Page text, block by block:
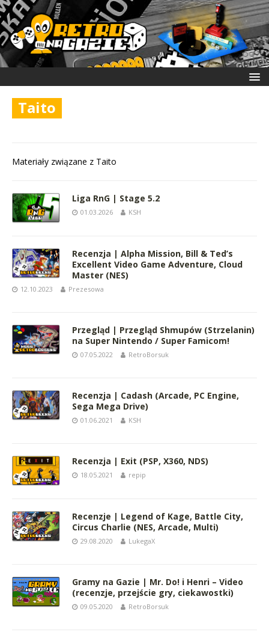
Taito
Materiały związane z Taito
Liga RnG | Stage 5.2
01.03.2026 KSH
Recenzja | Alpha Mission, Bill & Ted’s
Excellent Video Game Adventure, Cloud
Master (NES)
12.10.2023 Prezesowa
Przegląd | Przegląd Shmupów (Strzelanin)
na Super Nintendo / Super Famicom!
07.05.2022 RetroBorsuk
Recenzja | Cadash (Arcade, PC Engine,
Sega Mega Drive)
01.06.2021 KSH
Recenzja | Exit (PSP, X360, NDS)
18.05.2021 repip
Recenzje | Legend of Kage, Battle City,
Circus Charlie (NES, Arcade, Multi)
29.08.2020 LukegaX
Gramy na Gazie | Mr. Do! i Henri – Video
(recenzje, przejście gry, ciekawostki)
09.05.2020 RetroBorsuk